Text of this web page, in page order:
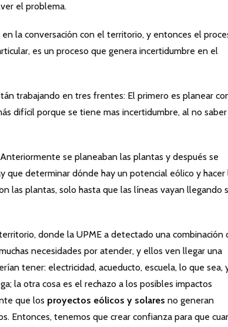
el problema.
la conversación con el territorio, y entonces el
es un proceso que genera incertidumbre en el
trabajando en tres frentes: El primero es planear
difícil porque se tiene mas incertidumbre, al no saber
se planeaban las plantas y después se
que determinar dónde hay un potencial eólico y hacer
las plantas, solo hasta que las líneas vayan llegando
donde la UPME a detectado una combinación
necesidades por atender, y ellos ven llegar una
tener: electricidad, acueducto, escuela, lo que sea,
la otra cosa es el rechazo a los posibles impactos
que los proyectos eólicos y solares no generan
Entonces, tenemos que crear confianza para que